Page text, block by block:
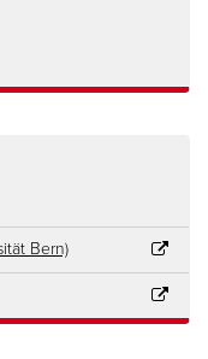
Bern)